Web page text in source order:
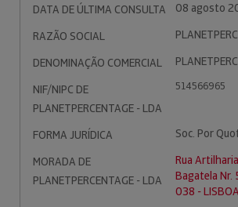
DATA DE ÚLTIMA CONSULTA
08 agosto
RAZÃO SOCIAL
DENOMINAÇÃO COMERCIAL
NIF/NIPC DE
PLANETPERCENTAGE - LDA
514566965
FORMA JURÍDICA
Soc. Por
MORADA DE
PLANETPERCENTAGE - LDA
Rua
Bagatela Nr.
038 -